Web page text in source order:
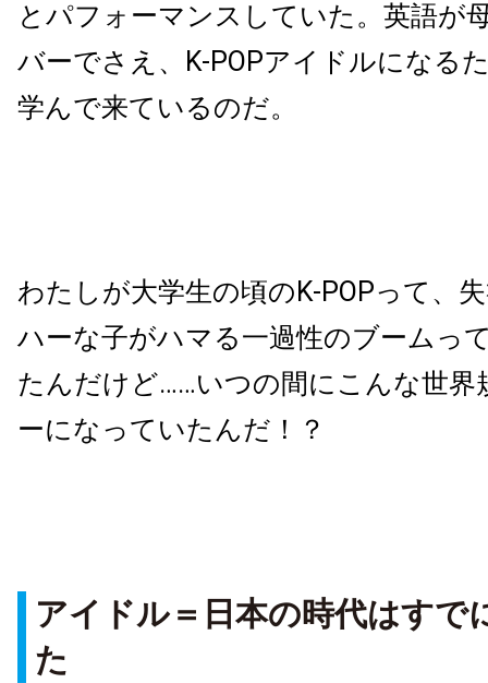
とパフォーマンスしていた。英語が
バーでさえ、K-POPアイドルになる
学んで来ているのだ。
わたしが大学生の頃のK-POPって、
ハーな子がハマる一過性のブームっ
たんだけど……いつの間にこんな世界
ーになっていたんだ！？
アイドル＝日本の時代はすで
た